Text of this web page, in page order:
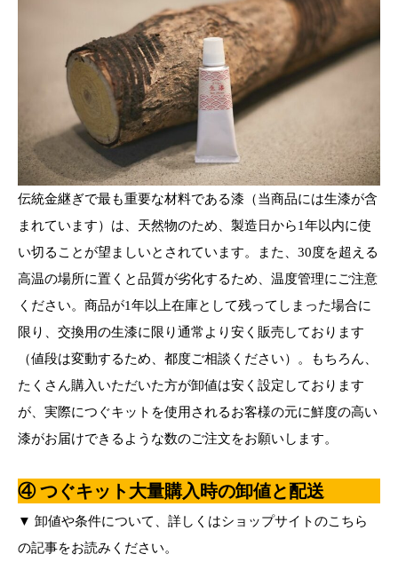
伝統金継ぎで最も重要な材料である漆（当商品には生漆が含
まれています）は、天然物のため、製造日から1年以内に使
い切ることが望ましいとされています。また、30度を超える
高温の場所に置くと品質が劣化するため、温度管理にご注意
ください。商品が1年以上在庫として残ってしまった場合に
限り、交換用の生漆に限り通常より安く販売しております
（値段は変動するため、都度ご相談ください）。もちろん、
たくさん購入いただいた方が卸値は安く設定しております
が、実際につぐキットを使用されるお客様の元に鮮度の高い
漆がお届けできるような数のご注文をお願いします。
④ つぐキット大量購入時の卸値と配送
▼ 卸値や条件について、詳しくはショップサイトのこちら
の記事をお読みください。